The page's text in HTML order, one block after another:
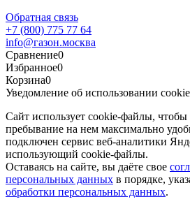
Обратная связь
+7 (800) 775 77 64
info@газон.москва
Сравнение0
Избранное0
Корзина0
Уведомление об использовании
Сайт использует cookie-файлы, чтобы
пребывание на нем максимально
подключен сервис веб-аналитики
использующий cookie-файлы.
Оставаясь на сайте, вы даёте свое
персональных данных в порядке,
обработки персональных данных.